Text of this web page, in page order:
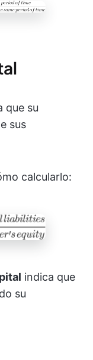
que su
sus
calcularlo:
indica que
su